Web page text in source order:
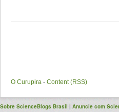
O Curupira - Content (RSS)
Sobre ScienceBlogs Brasil | Anuncie com